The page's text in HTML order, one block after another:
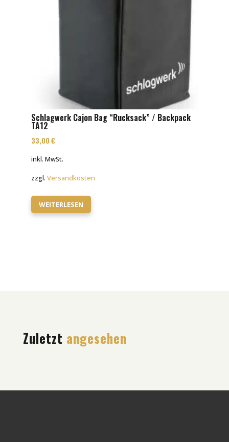
Schlagwerk Cajon Bag “Rucksack” / Backpack
TA12
33,00 €
inkl. MwSt.
zzgl. Versandkosten
WEITERLESEN
Zuletzt angesehen